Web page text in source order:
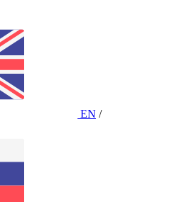
EN /